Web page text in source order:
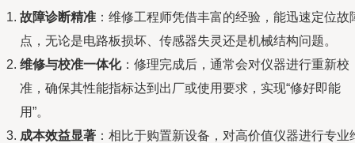
故障诊断精准 ：维修工程师凭借丰富的经验，能迅速定位故
点，无论是电路板损坏、传感器失灵还是机械结构问题。
维修与校准一体化：修理完成后，通常会对仪器进行重新校
准，确保其性能指标达到出厂或使用要求，实现“修好即能
用”。
成本效益显著 ：相比于购置新设备，对高价值仪器进行专业